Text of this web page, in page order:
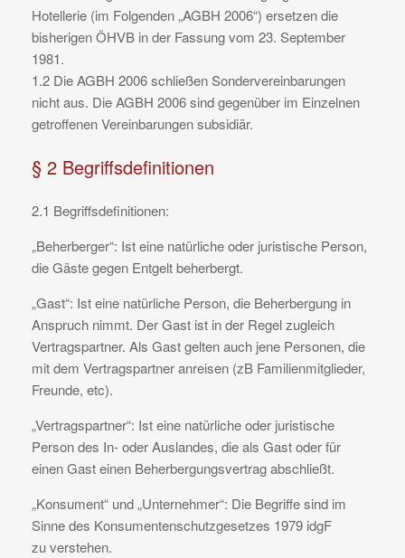
Hotellerie (im Folgenden „AGBH 2006“) ersetzen die
bisherigen ÖHVB in der Fassung vom 23. September
1981.
1.2 Die AGBH 2006 schließen Sondervereinbarungen
nicht aus. Die AGBH 2006 sind gegenüber im Einzelnen
getroffenen Vereinbarungen subsidiär.
§ 2 Begriffsdefinitionen
2.1 Begriffsdefinitionen:
„Beherberger“: Ist eine natürliche oder juristische Person,
die Gäste gegen Entgelt beherbergt.
„Gast“: Ist eine natürliche Person, die Beherbergung in
Anspruch nimmt. Der Gast ist in der Regel zugleich
Vertragspartner. Als Gast gelten auch jene Personen, die
mit dem Vertragspartner anreisen (zB Familienmitglieder,
Freunde, etc).
„Vertragspartner“: Ist eine natürliche oder juristische
Person des In- oder Auslandes, die als Gast oder für
einen Gast einen Beherbergungsvertrag abschließt.
„Konsument“ und „Unternehmer“: Die Begriffe sind im
Sinne des Konsumentenschutzgesetzes 1979 idgF
zu verstehen.